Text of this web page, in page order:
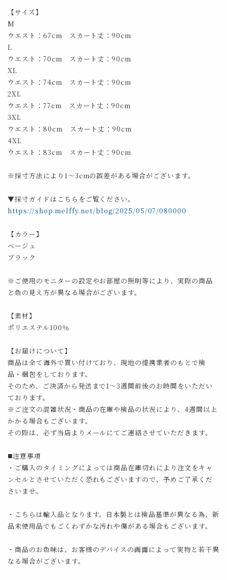
【サイズ】
M
ウエスト：67cm スカート丈：90cm
L
ウエスト：70cm スカート丈：90cm
XL
ウエスト：74cm スカート丈：90cm
2XL
ウエスト：77cm スカート丈：90cm
3XL
ウエスト：80cm スカート丈：90cm
4XL
ウエスト：83cm スカート丈：90cm
※採寸方法により1～3cmの誤差がある場合がございます。
▼採寸ガイドはこちらをご覧ください。
https://shop.melffy.net/blog/2025/05/07/080000
【カラー】
ベージュ
ブラック
※ご使用のモニターの設定やお部屋の照明等により、実際の商品
と色の見え方が異なる場合がございます。
【素材】
ポリエステル100％
【お届けについて】
商品は全て海外で買い付けており、現地の提携業者のもとで検
品・梱包をしております。
そのため、ご決済から発送まで1～3週間前後のお時間をいただい
ております。
※ご注文の混雑状況・商品の在庫や検品の状況により、4週間以上
かかる場合もございます。
その際は、必ず当店よりメールにてご連絡させていただきます。
◼️注意事項
・ご購入のタイミングによっては商品在庫切れにより注文をキャ
ンセルとさせていただく恐れもございますので、予めご了承くだ
さいませ。
・こちらは輸入品となります。日本製とは検品基準が異なる為、新
品未使用品でもごくわずかな汚れや傷がある場合もございます。
・商品のお色味は、お客様のデバイスの画面によって実物と若干異
なる場合がございます。